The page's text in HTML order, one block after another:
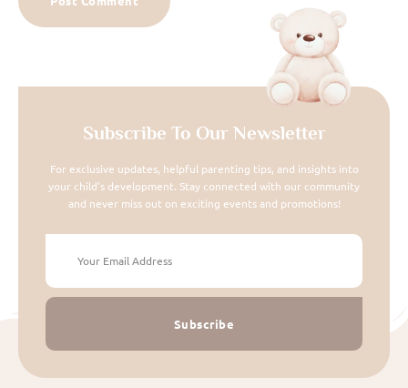
Subscribe To Our Newsletter
For exclusive updates, helpful parenting tips, and insights into
your child's development. Stay connected with our community
and never miss out on exciting events and promotions!
Subscribe